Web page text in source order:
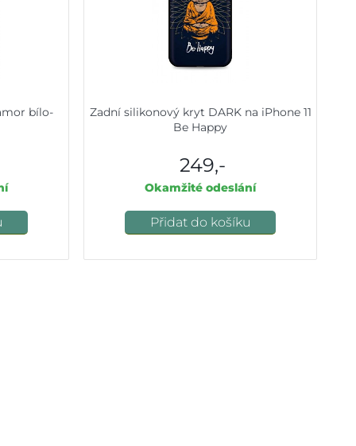
bílo-
Zadní silikonový kryt DARK na iPhone 11
Be Happy
249,-
Okamžité odeslání
Přidat do košíku